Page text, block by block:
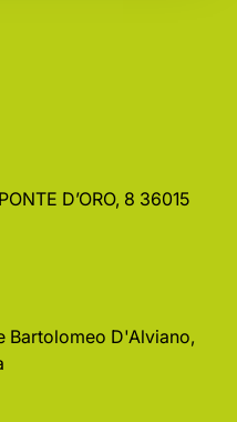
D’ORO, 8 36015
Bartolomeo D'Alviano,